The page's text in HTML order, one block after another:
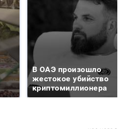
В ОАЭ произошло
жестокое убийство
криптомиллионера